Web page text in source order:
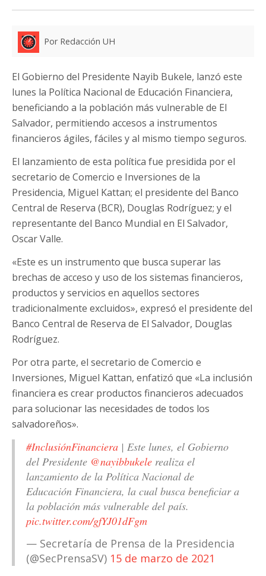
Por Redacción UH
El Gobierno del Presidente Nayib Bukele, lanzó este
lunes la Política Nacional de Educación Financiera,
beneficiando a la población más vulnerable de El
Salvador, permitiendo accesos a instrumentos
financieros ágiles, fáciles y al mismo tiempo seguros.
El lanzamiento de esta política fue presidida por el
secretario de Comercio e Inversiones de la
Presidencia, Miguel Kattan; el presidente del Banco
Central de Reserva (BCR), Douglas Rodríguez; y el
representante del Banco Mundial en El Salvador,
Oscar Valle.
«Este es un instrumento que busca superar las
brechas de acceso y uso de los sistemas financieros,
productos y servicios en aquellos sectores
tradicionalmente excluidos», expresó el presidente del
Banco Central de Reserva de El Salvador, Douglas
Rodríguez.
Por otra parte, el secretario de Comercio e
Inversiones, Miguel Kattan, enfatizó que «La inclusión
financiera es crear productos financieros adecuados
para solucionar las necesidades de todos los
salvadoreños».
#InclusiónFinanciera | Este lunes, el Gobierno
del Presidente @nayibbukele realiza el
lanzamiento de la Política Nacional de
Educación Financiera, la cual busca beneficiar a
la población más vulnerable del país.
pic.twitter.com/gfYJ01dFgm
— Secretaría de Prensa de la Presidencia
(@SecPrensaSV) 15 de marzo de 2021